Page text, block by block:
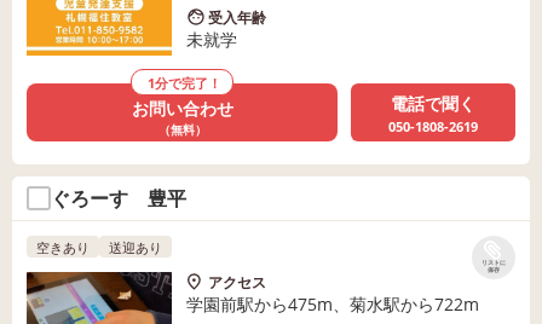
受入年齢
未就学
1分で完了！
お問い合わせ
（無料）
電話で聞く
050-1808-2619
ぐろーす 豊平
リストに
保存
空きあり 送迎あり
アクセス
学園前駅から475m、菊水駅から722m